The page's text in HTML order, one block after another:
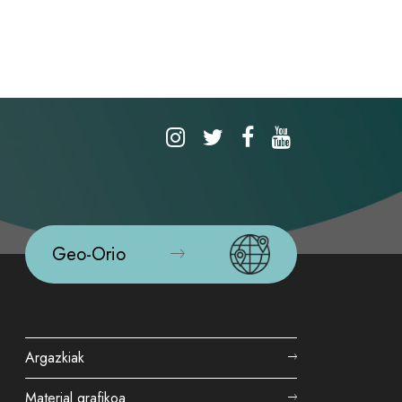
Geo-Orio
Argazkiak